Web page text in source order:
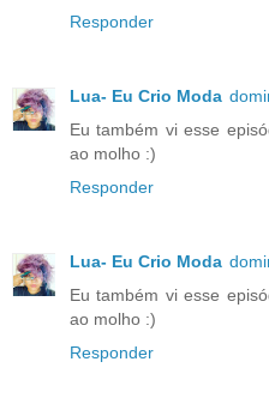
Responder
Lua- Eu Crio Moda
Eu também vi esse
ao molho :)
Responder
Lua- Eu Crio Moda
Eu também vi esse
ao molho :)
Responder